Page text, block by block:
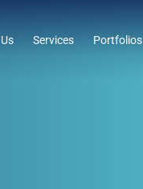
Services Portfolios